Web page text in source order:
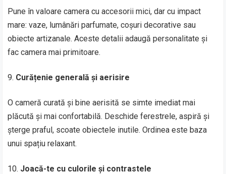
Pune în valoare camera cu accesorii mici, dar cu impact
mare: vaze, lumânări parfumate, coșuri decorative sau
obiecte artizanale. Aceste detalii adaugă personalitate și
fac camera mai primitoare.
Curățenie generală și aerisire
O cameră curată și bine aerisită se simte imediat mai
plăcută și mai confortabilă. Deschide ferestrele, aspiră și
șterge praful, scoate obiectele inutile. Ordinea este baza
unui spațiu relaxant.
Joacă-te cu culorile și contrastele